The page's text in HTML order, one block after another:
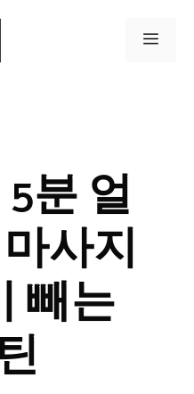
메
분 얼
사지
빼는